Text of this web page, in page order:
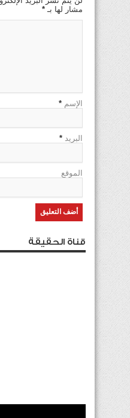
مشار لها بـ *
الإسم *
البريد *
الموقع
قناة الحقيقة